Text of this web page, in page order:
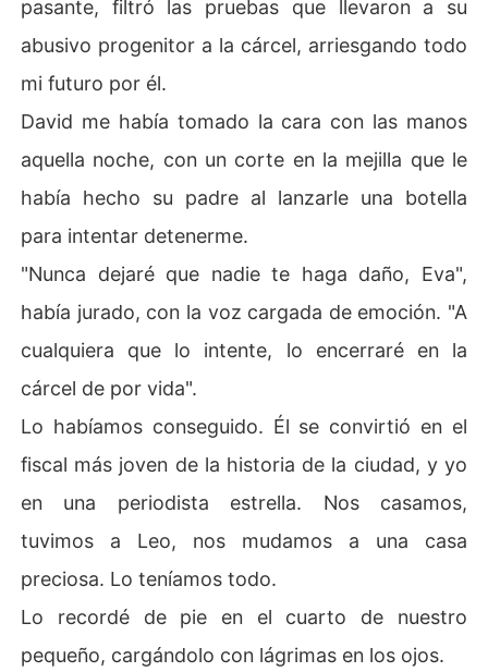
pasante, filtró las pruebas que llevaron a su
abusivo progenitor a la cárcel, arriesgando todo
mi futuro por él.
David me había tomado la cara con las manos
aquella noche, con un corte en la mejilla que le
había hecho su padre al lanzarle una botella
para intentar detenerme.
"Nunca dejaré que nadie te haga daño, Eva",
había jurado, con la voz cargada de emoción. "A
cualquiera que lo intente, lo encerraré en la
cárcel de por vida".
Lo habíamos conseguido. Él se convirtió en el
fiscal más joven de la historia de la ciudad, y yo
en una periodista estrella. Nos casamos,
tuvimos a Leo, nos mudamos a una casa
preciosa. Lo teníamos todo.
Lo recordé de pie en el cuarto de nuestro
pequeño, cargándolo con lágrimas en los ojos.